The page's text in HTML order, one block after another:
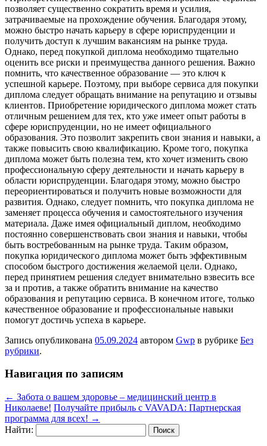
позволяет существенно сократить время и усилия,
затрачиваемые на прохождение обучения. Благодаря этому,
можно быстро начать карьеру в сфере юриспруденции и
получить доступ к лучшим вакансиям на рынке труда.
Однако, перед покупкой диплома необходимо тщательно
оценить все риски и преимущества данного решения. Важно
помнить, что качественное образование — это ключ к
успешной карьере. Поэтому, при выборе сервиса для покупки
диплома следует обращать внимание на репутацию и отзывы
клиентов. Приобретение юридического диплома может стать
отличным решением для тех, кто уже имеет опыт работы в
сфере юриспруденции, но не имеет официального
образования. Это позволит закрепить свои знания и навыки, а
также повысить свою квалификацию. Кроме того, покупка
диплома может быть полезна тем, кто хочет изменить свою
профессиональную сферу деятельности и начать карьеру в
области юриспруденции. Благодаря этому, можно быстро
переориентироваться и получить новые возможности для
развития. Однако, следует помнить, что покупка диплома не
заменяет процесса обучения и самостоятельного изучения
материала. Даже имея официальный диплом, необходимо
постоянно совершенствовать свои знания и навыки, чтобы
быть востребованным на рынке труда. Таким образом,
покупка юридического диплома может быть эффективным
способом быстрого достижения желаемой цели. Однако,
перед принятием решения следует внимательно взвесить все
за и против, а также обратить внимание на качество
образования и репутацию сервиса. В конечном итоге, только
качественное образование и профессиональные навыки
помогут достичь успеха в карьере.
Запись опубликована 05.09.2024 автором Gwp в рубрике Без
рубрики.
Навигация по записям
← Забота о вашем здоровье – медицинский центр в
Николаеве! Получайте прибыль с VAVADA: Партнерская
программа для всех! →
Найти: